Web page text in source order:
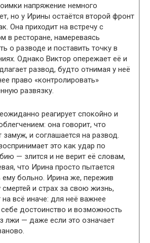
напряжение немного
но у Ирины остаётся второй фронт
Она приходит на встречу с
в ресторане, намереваясь
о разводе и поставить точку в
Однако Виктор опережает её и
развод, будто отнимая у неё
право «контролировать»
развязку.
реагирует спокойно и
она говорит, что
замуж, и соглашается на развод.
это как удар по
— злится и не верит её словам,
что Ирина просто пытается
ему больно. Ирина же, пережив
смертей и страх за свою жизнь,
на всё иначе: для неё важнее
себе достоинство и возможность
лжи — даже если это означает